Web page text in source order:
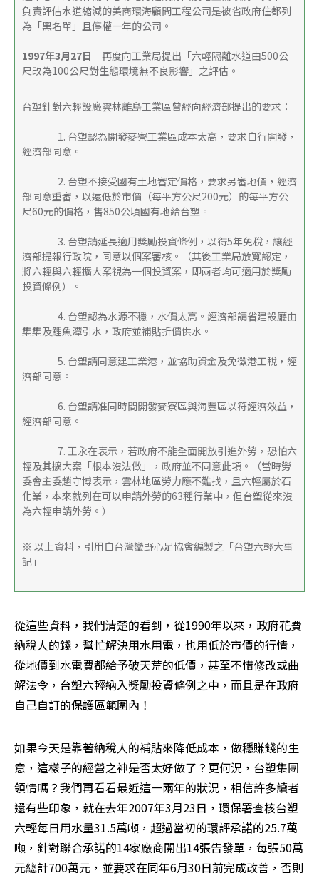
負責評估水道縮減的美商環海顧問工程公司是被省政府住都列
為「黑名單」且停權一年的公司。
1997年3月27日 再度向工業局提出「六輕隔離水道由500公
尺改為100公尺對生態環境無不良影響」之評估。
台塑針對六輕設廠雲林離島工業區曾經向經濟部提出的要求：
經濟部同意。
部同意重審，以遠低於市價（每平方公尺200元）的每平方公
尺60元的價格，售850公頃國有地給台塑。
濟部提報行政院，同意以個案審核。（其後工業局放寬認定，
將六輕與六輕擴大案視為一個投資案，即兩者均可適用於獎勵
投資條例）。
集集及鯉魚潭引水，政府並補貼折價供水。
濟部同意。
經濟部同意。
輕及其擴大案「根本沒法做」，政府並不同意此項。（當時勞
委會主委趙守博表示，雲林地區勞力應不難找，且六輕屬於石
化業，本來就列在可以申請外勞的63種行業中，但台塑從來沒
為六輕申請外勞。）
※ 以上資料，引用自台灣蠻野心足協會編製之「台塑六輕大事
記」
從這些資料，我們清楚的看到，從1990年以來，政府花費
納稅人的錢，幫忙解決用水用電，也用低於市價的行情，
從地價到水電費都給予破天荒的低價，甚至不惜修改或曲
解法令，台塑六輕納入獎勵投資條例之中，而且是在政府
自己自訂的保護區範圍內！
如果今天是靠著納稅人的補貼來降低成本，做穩賺錢的生
意，這樣子的經營之神是否太好做了？更何況，台塑集團
領情嗎？我們再看看最近這一兩年的狀況，相信許多讀者
還有些印象，就在去年2007年3月23日，環保署查核台塑
六輕每日用水量31.5萬噸，超過當初的環評承諾的25.7萬
噸，針對聯合承諾的14家廠商開出14張告發單，每張50萬
元總計700萬元，並要求在同年6月30日前完成改善，否則